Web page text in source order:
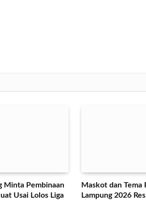
Minta Pembinaan
Usai Lolos Liga
Maskot dan Tema
Lampung 2026